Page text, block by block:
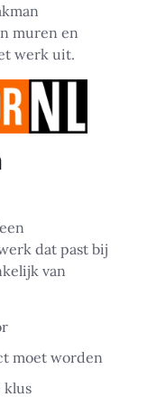
muren en
werk uit.
dat past bij
van
moet worden
klus